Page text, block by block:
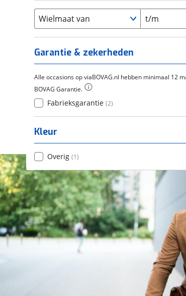
Overig ( 0)
Scandium
Staal (0 )
Tica
Wielmaat van t/m
Garantie & zekerheden
Alle occasions op viaBOVAG.nl hebben minimaal 12
BOVAG Garantie.
Fabrieksgarantie (2)
Kleur
Overig (1)